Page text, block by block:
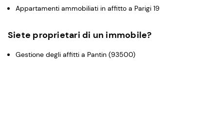
Appartamenti ammobiliati in affitto a Parigi 19
Siete proprietari di un immobile?
Gestione degli affitti a Pantin (93500)